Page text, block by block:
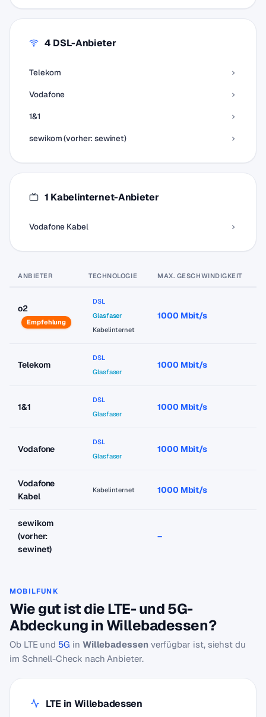
4 DSL-Anbieter
Telekom
Vodafone
1&1
sewikom (vorher: sewinet)
1 Kabelinternet-Anbieter
Vodafone Kabel
ANBIETER TECHNOLOGIE MAX. GESCHWINDIGKEIT
o2
Empfehlung
DSL
Glasfaser
Kabelinternet
1000 Mbit/s
Telekom
DSL
Glasfaser
1000 Mbit/s
1&1
DSL
Glasfaser
1000 Mbit/s
Vodafone
DSL
Glasfaser
1000 Mbit/s
Vodafone
Kabel
Kabelinternet 1000 Mbit/s
sewikom
(vorher:
sewinet)
–
MOBILFUNK
Wie gut ist die LTE- und 5G-
Abdeckung in Willebadessen?
Ob LTE und 5G in Willebadessenverfügbar ist, siehst du
im Schnell-Check nach Anbieter.
LTE in Willebadessen